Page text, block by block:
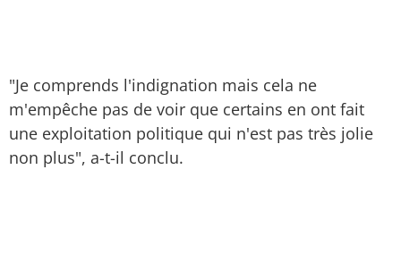
"Je comprends l'indignation mais cela ne
m'empêche pas de voir que certains en ont fait
une exploitation politique qui n'est pas très jolie
non plus", a-t-il conclu.